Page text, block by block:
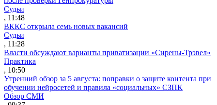
Судьи
, 11:48
ВККС открыла семь новых вакансий
Судьи
, 11:28
Власти обсуждают варианты приватизации «Сирены-Трэвел»
Практика
, 10:50
Утренний обзор за 5 августа: поправки о защите контента при
обучении нейросетей и правила «социальных» СЗПК
Обзор СМИ